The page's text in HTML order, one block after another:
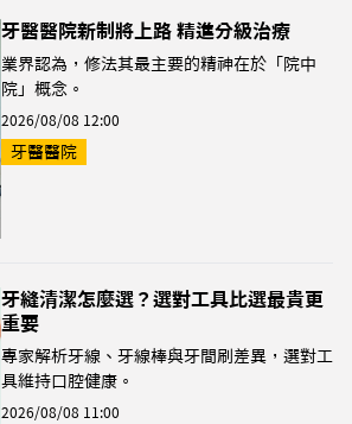
牙醫醫院新制將上路 精進分級治療
業界認為，修法其最主要的精神在於「院中
院」概念。
2026/08/08 12:00
牙醫醫院
牙縫清潔怎麼選？選對工具比選最貴更
重要
專家解析牙線、牙線棒與牙間刷差異，選對工
具維持口腔健康。
2026/08/08 11:00